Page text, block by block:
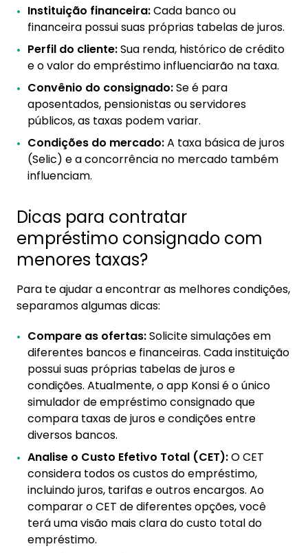
Instituição financeira:Cada banco ou
financeira possui suas próprias tabelas de juros.
Perfil do cliente:Sua renda, histórico de crédito
e o valor do empréstimo influenciarão na taxa.
Convênio do consignado:Se é para
aposentados, pensionistas ou servidores
públicos, as taxas podem variar.
Condições do mercado:A taxa básica de juros
(Selic) e a concorrência no mercado também
influenciam.
Dicas para contratar
empréstimo consignado com
menores taxas?
Para te ajudar a encontrar as melhores condições,
separamos algumas dicas:
Compare as ofertas:Solicite simulações em
diferentes bancos e financeiras. Cada instituição
possui suas próprias tabelas de juros e
condições. Atualmente, o app Konsi é o único
simulador de empréstimo consignado que
compara taxas de juros e condições entre
diversos bancos.
Analise o Custo Efetivo Total (CET):O CET
considera todos os custos do empréstimo,
incluindo juros, tarifas e outros encargos. Ao
comparar o CET de diferentes opções, você
terá uma visão mais clara do custo total do
empréstimo.